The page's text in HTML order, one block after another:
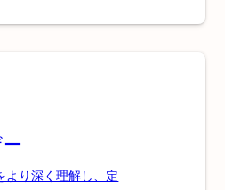
より深く理解し、定